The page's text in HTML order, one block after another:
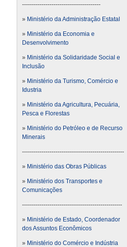
----------------------------------------
» Ministério da Administração Estatal
» Ministério da Economia e
Desenvolvimento
» Ministério da Solidaridade Social e
Inclusão
» Ministério da Turismo, Comércio e
Idustria
» Ministério da Agricultura, Pecuária,
Pesca e Florestas
» Ministério do Petróleo e de Recurso
Minerais
----------------------------------------------------
» Ministério das Obras Públicas
» Ministério dos Transportes e
Comunicações
---------------------------------------------------
» Ministério de Estado, Coordenador
dos Assuntos Econômicos
» Ministério do Comércio e Indústria